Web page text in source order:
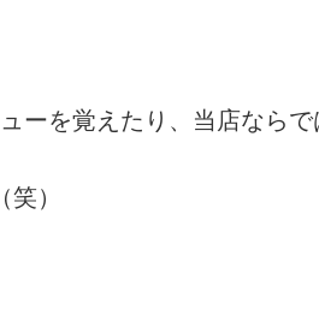
ーを覚えたり、当店なら
）